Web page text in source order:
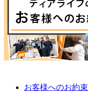
お客様へのお約束